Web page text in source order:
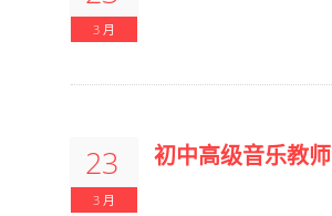
3 月
23
3 月
初中高级音乐教师